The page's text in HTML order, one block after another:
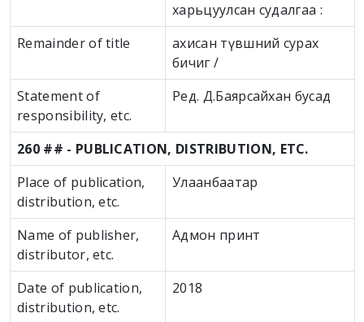
харьцуулсан судалгаа :
Remainder of title
ахисан түвшний сурах
бичиг /
Statement of
responsibility, etc.
Ред. Д.Баярсайхан бусад
260 ## - PUBLICATION, DISTRIBUTION, ETC.
Place of publication,
distribution, etc.
Улаанбаатар
Name of publisher,
distributor, etc.
Адмон принт
Date of publication,
distribution, etc.
2018